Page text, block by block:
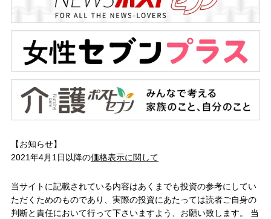
【お知らせ】
2021年4月1日以降の価格表示に関して
当サイトに記載されている内容はあくまでも投資の参考にしてい
ただくためのものであり、実際の投資にあたっては読者ご自身の
判断と責任において行って下さいますよう、お願い致します。 当